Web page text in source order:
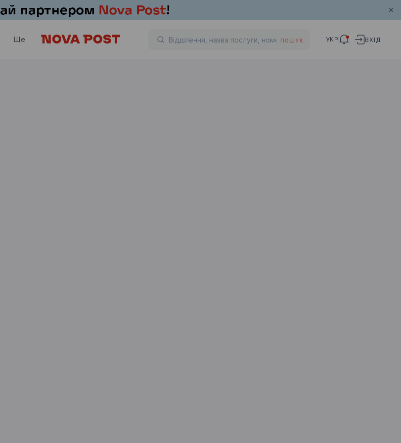
Ще ПОШУК УКР ВХІД